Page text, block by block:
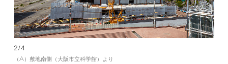
2/4
（A）敷地南側（大阪市立科学館）より